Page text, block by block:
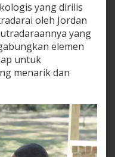
yang dirilis
oleh Jordan
yang
elemen
untuk
menarik dan